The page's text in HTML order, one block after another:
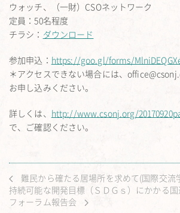
ウォッチ、（一財）CSOネットワーク
定員：50名程度
チラシ： ダウンロード
参加申込： https://goo.gl/forms/
＊アクセスできない場合には、
お申し込みください。
詳しくは、 http://www.csonj.org/
で、ご確認ください。
難民から確たる居場所を求めて(国際交流
持続可能な開発目標（ＳＤＧｓ）にかかる
フォーラム報告会